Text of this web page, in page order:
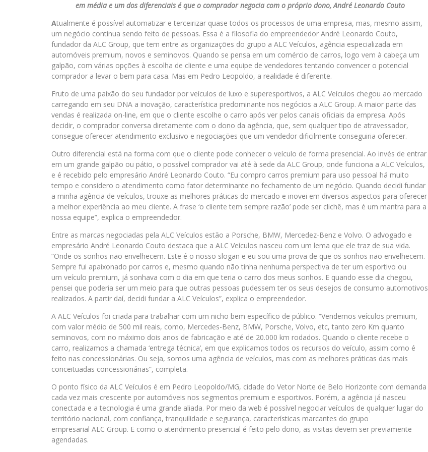
em média e um dos diferenciais é que o comprador negocia com o próprio dono, André Leonardo Couto
Atualmente é possível automatizar e terceirizar quase todos os processos de uma empresa, mas, mesmo assim,
um negócio continua sendo feito de pessoas. Essa é a filosofia do empreendedor André Leonardo Couto,
fundador da ALC Group, que tem entre as organizações do grupo a ALC Veículos, agência especializada em
automóveis premium, novos e seminovos. Quando se pensa em um comércio de carros, logo vem à cabeça um
galpão, com várias opções à escolha de cliente e uma equipe de vendedores tentando convencer o potencial
comprador a levar o bem para casa. Mas em Pedro Leopoldo, a realidade é diferente.
Fruto de uma paixão do seu fundador por veículos de luxo e superesportivos, a ALC Veículos chegou ao mercado
carregando em seu DNA a inovação, característica predominante nos negócios a ALC Group. A maior parte das
vendas é realizada on-line, em que o cliente escolhe o carro após ver pelos canais oficiais da empresa. Após
decidir, o comprador conversa diretamente com o dono da agência, que, sem qualquer tipo de atravessador,
consegue oferecer atendimento exclusivo e negociações que um vendedor dificilmente conseguiria oferecer.
Outro diferencial está na forma com que o cliente pode conhecer o veículo de forma presencial. Ao invés de entrar
em um grande galpão ou pátio, o possível comprador vai até à sede da ALC Group, onde funciona a ALC Veículos,
e é recebido pelo empresário André Leonardo Couto. “Eu compro carros premium para uso pessoal há muito
tempo e considero o atendimento como fator determinante no fechamento de um negócio. Quando decidi fundar
a minha agência de veículos, trouxe as melhores práticas do mercado e inovei em diversos aspectos para oferecer
a melhor experiência ao meu cliente. A frase ‘o cliente tem sempre razão’ pode ser clichê, mas é um mantra para a
nossa equipe”, explica o empreendedor.
Entre as marcas negociadas pela ALC Veículos estão a Porsche, BMW, Mercedez-Benz e Volvo. O advogado e
empresário André Leonardo Couto destaca que a ALC Veículos nasceu com um lema que ele traz de sua vida.
“Onde os sonhos não envelhecem. Este é o nosso slogan e eu sou uma prova de que os sonhos não envelhecem.
Sempre fui apaixonado por carros e, mesmo quando não tinha nenhuma perspectiva de ter um esportivo ou
um veículo premium, já sonhava com o dia em que teria o carro dos meus sonhos. E quando esse dia chegou,
pensei que poderia ser um meio para que outras pessoas pudessem ter os seus desejos de consumo automotivos
realizados. A partir daí, decidi fundar a ALC Veículos”, explica o empreendedor.
A ALC Veículos foi criada para trabalhar com um nicho bem específico de público. “Vendemos veículos premium,
com valor médio de 500 mil reais, como, Mercedes-Benz, BMW, Porsche, Volvo, etc, tanto zero Km quanto
seminovos, com no máximo dois anos de fabricação e até de 20.000 km rodados. Quando o cliente recebe o
carro, realizamos a chamada ‘entrega técnica’, em que explicamos todos os recursos do veículo, assim como é
feito nas concessionárias. Ou seja, somos uma agência de veículos, mas com as melhores práticas das mais
conceituadas concessionárias”, completa.
O ponto físico da ALC Veículos é em Pedro Leopoldo/MG, cidade do Vetor Norte de Belo Horizonte com demanda
cada vez mais crescente por automóveis nos segmentos premium e esportivos. Porém, a agência já nasceu
conectada e a tecnologia é uma grande aliada. Por meio da web é possível negociar veículos de qualquer lugar do
território nacional, com confiança, tranquilidade e segurança, características marcantes do grupo
empresarial ALC Group. E como o atendimento presencial é feito pelo dono, as visitas devem ser previamente
agendadas.